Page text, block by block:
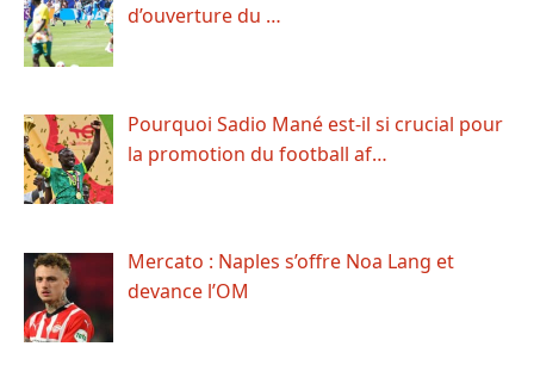
d’ouverture du …
Pourquoi Sadio Mané est-il si crucial pour
la promotion du football af…
Mercato : Naples s’offre Noa Lang et
devance l’OM